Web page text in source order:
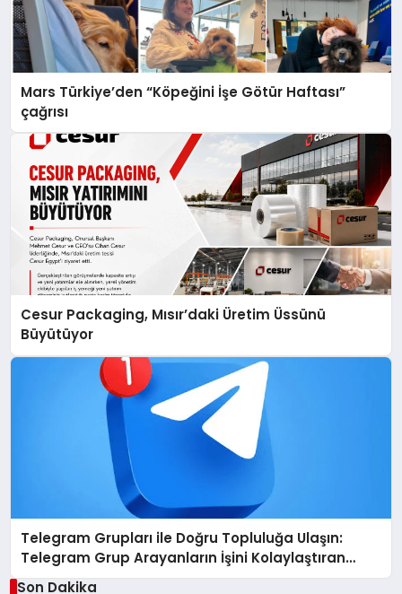
Mars Türkiye’den “Köpeğini İşe Götür Haftası”
çağrısı
Cesur Packaging, Mısır’daki Üretim Üssünü
Büyütüyor
Telegram Grupları ile Doğru Topluluğa Ulaşın:
Telegram Grup Arayanların İşini Kolaylaştıran
Çözüm
Son Dakika